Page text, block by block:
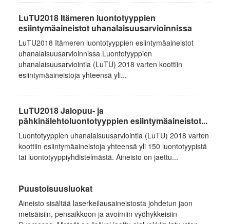
LuTU2018 Itämeren luontotyyppien
esiintymäaineistot uhanalaisuusarvioinnissa
LuTU2018 Itämeren luontotyyppien esiintymäaineistot
uhanalaisuusarvioinnissa Luontotyyppien
uhanalaisuusarviointia (LuTU) 2018 varten koottiin
esiintymäaineistoja yhteensä yli...
LuTU2018 Jalopuu- ja
pähkinälehtoluontotyyppien esiintymäaineistot...
Luontotyyppien uhanalaisuusarviointia (LuTU) 2018 varten
koottiin esiintymäaineistoja yhteensä yli 150 luontotyypistä
tai luontotyyppiyhdistelmästä. Aineisto on jaettu...
Puustoisuusluokat
Aineisto sisältää laserkeilausaineistosta johdetun jaon
metsäisiin, pensaikkoon ja avoimiin vyöhykkeisiin